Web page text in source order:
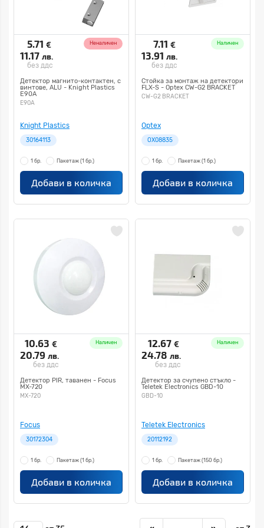
5.71 €
11.17 лв.
без ддс
Неналичен
Детектор магнито-контактен, с
винтове, ALU - Knight Plastics
Е90А
Е90А
Knight Plastics
30164113
1 бр. Пакетаж (1 бр.)
Добави в количка
7.11 €
13.91 лв.
без ддс
Наличен
Стойка за монтаж на детектори
FLX-S - Optex CW-G2 BRACKET
CW-G2 BRACKET
Optex
OX08835
1 бр. Пакетаж (1 бр.)
Добави в количка
10.63 €
20.79 лв.
без ддс
Наличен
Детектор PIR, таванен - Focus
MX-720
MX-720
Focus
30172304
1 бр. Пакетаж (1 бр.)
Добави в количка
12.67 €
24.78 лв.
без ддс
Наличен
Детектор за счупено стъкло -
Teletek Electronics GBD-10
GBD-10
Teletek Electronics
20112192
1 бр. Пакетаж (150 бр.)
Добави в количка